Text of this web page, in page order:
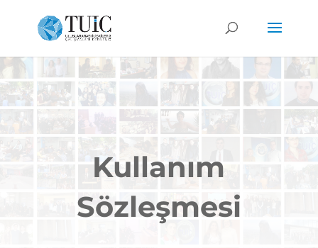
Kullanım
Sözleşmesi